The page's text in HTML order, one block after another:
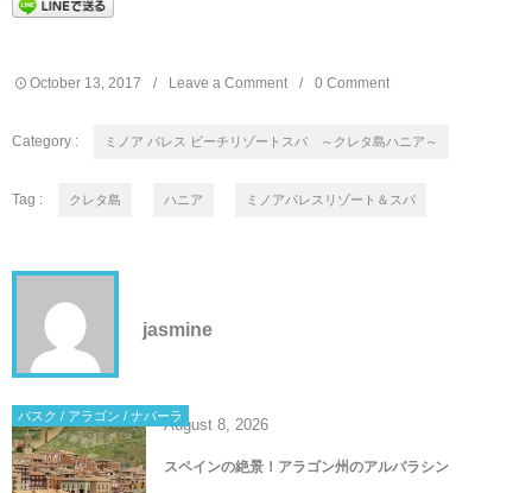
October 13,2017 Leave a Comment 0 Comment
Category : ミノア パレス ビーチリゾートスパ ～クレタ島ハニア～
Tag : クレタ島 ハニア ミノアパレスリゾート＆スパ
jasmine
バスク / アラゴン / ナバーラAugust 8, 2026
スペインの絶景！アラゴン州のアルバラシン